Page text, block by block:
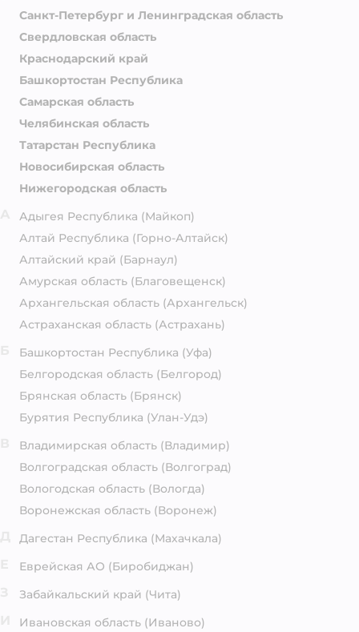
Санкт-Петербург и Ленинградская область
Свердловская область
Краснодарский край
Башкортостан Республика
Самарская область
Челябинская область
Татарстан Республика
Новосибирская область
Нижегородская область
Адыгея Республика (Майкоп)
Алтай Республика (Горно-Алтайск)
Алтайский край (Барнаул)
Амурская область (Благовещенск)
Архангельская область (Архангельск)
Астраханская область (Астрахань)
Башкортостан Республика (Уфа)
Белгородская область (Белгород)
Брянская область (Брянск)
Бурятия Республика (Улан-Удэ)
Владимирская область (Владимир)
Волгоградская область (Волгоград)
Вологодская область (Вологда)
Воронежская область (Воронеж)
Дагестан Республика (Махачкала)
Еврейская АО (Биробиджан)
Забайкальский край (Чита)
Ивановская область (Иваново)